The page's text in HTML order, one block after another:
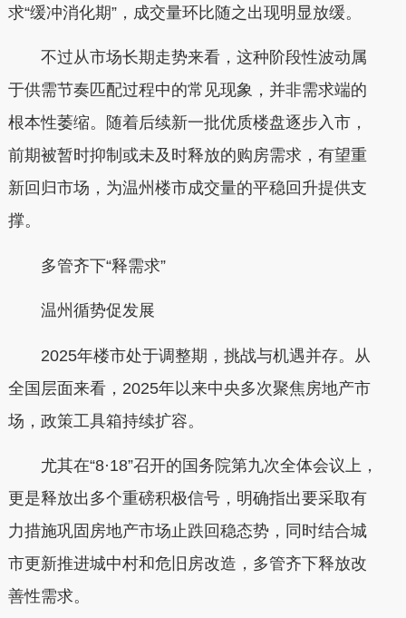
求“缓冲消化期”，成交量环比随之出现明显放缓。
不过从市场长期走势来看，这种阶段性波动属
于供需节奏匹配过程中的常见现象，并非需求端的
根本性萎缩。随着后续新一批优质楼盘逐步入市，
前期被暂时抑制或未及时释放的购房需求，有望重
新回归市场，为温州楼市成交量的平稳回升提供支
撑。
多管齐下“释需求”
温州循势促发展
2025年楼市处于调整期，挑战与机遇并存。从
全国层面来看，2025年以来中央多次聚焦房地产市
场，政策工具箱持续扩容。
尤其在“8·18”召开的国务院第九次全体会议上，
更是释放出多个重磅积极信号，明确指出要采取有
力措施巩固房地产市场止跌回稳态势，同时结合城
市更新推进城中村和危旧房改造，多管齐下释放改
善性需求。